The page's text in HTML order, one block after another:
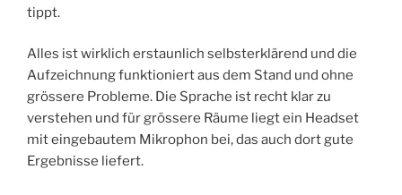
tippt.
Alles ist wirklich erstaunlich selbsterklärend und die
Aufzeichnung funktioniert aus dem Stand und ohne
grössere Probleme. Die Sprache ist recht klar zu
verstehen und für grössere Räume liegt ein Headset
mit eingebautem Mikrophon bei, das auch dort gute
Ergebnisse liefert.